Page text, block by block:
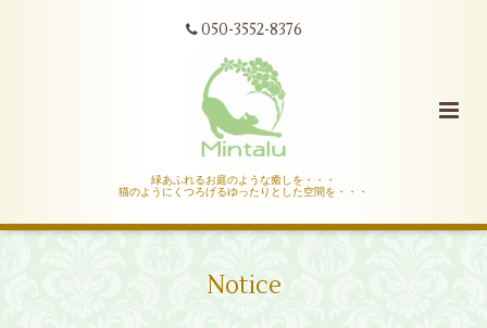
050-3552-8376
緑あふれるお庭のような癒しを・・・
猫のようにくつろげるゆったりとした空間を・・・
Notice